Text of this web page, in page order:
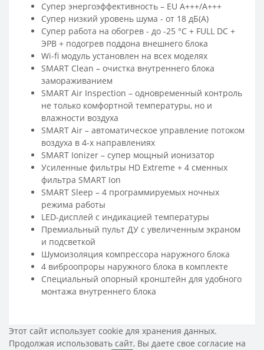
Супер энергоэффективность – EU А+++/А+++
Супер низкий уровень шума - от 18 дБ(А)
Супер работа на обогрев - до -25 °С + FULL DC +
ЭРВ + подогрев поддона внешнего блока
Wi-fi модуль установлен на всех моделях
SMART Clean – очистка внутреннего блока
замораживанием
SMART Air Inspection – одновременный контроль
не только комфортной температуры, но и
влажности воздуха
SMART Air – автоматическое управление потоком
воздуха в 4-х направлениях
SMART Ionizer – супер мощный ионизатор
Усиленные фильтры HD Extreme + 4 сменных
фильтра SMART Ion
SMART Sleep – 4 программируемых ночных
режима работы
LED-дисплей с индикацией температуры
Премиальный пульт ДУ с увеличенным экраном
и подсветкой
Шумоизоляция компрессора наружного блока
4 виброопроры наружного блока в комплекте
Специальный опорный кронштейн для удобного
монтажа внутреннего блока
Этот сайт использует cookie для хранения данных.
Продолжая использовать сайт, Вы даете свое согласие на